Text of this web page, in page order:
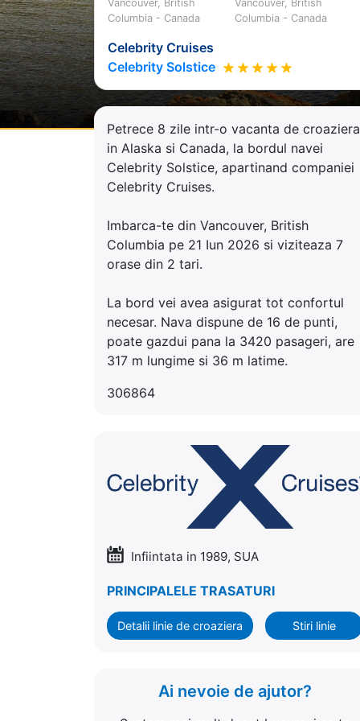
Vancouver, British
Columbia - Canada
Vancouver, British
Columbia - Canada
Celebrity Cruises
Celebrity Solstice
Petrece 8 zile intr-o vacanta de croaziera
in Alaska si Canada, la bordul navei
Celebrity Solstice, apartinand companiei
Celebrity Cruises.
Imbarca-te din Vancouver, British
Columbia pe 21 Iun 2026 si viziteaza 7
orase din 2 tari.
La bord vei avea asigurat tot confortul
necesar. Nava dispune de 16 de punti,
poate gazdui pana la 3420 pasageri, are
317 m lungime si 36 m latime.
306864
Infiintata in 1989, SUA
PRINCIPALELE TRASATURI
Detalii linie de croaziera Stiri linie
Ai nevoie de ajutor?